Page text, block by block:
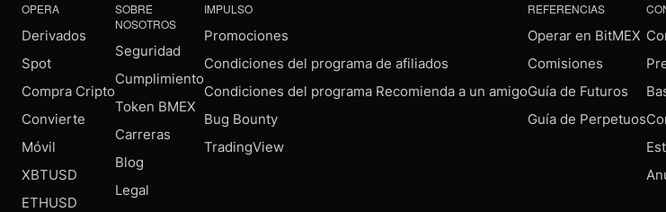
OPERA
Derivados
Spot
Compra Cripto
Convierte
Móvil
XBTUSD
ETHUSD
SOBRE
NOSOTROS
Seguridad
Cumplimiento
Token BMEX
Carreras
Blog
Legal
IMPULSO
Promociones
Condiciones del programa de afiliados
Condiciones del programa Recomienda a un amigo
Bug Bounty
TradingView
REFERENCIAS
Operar en BitMEX
Comisiones
Guía de Futuros
Guía de Perpetuos